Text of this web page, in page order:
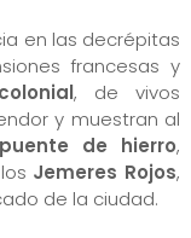
en las decrépitas
francesas y
, de vivos
y muestran al
puente de hierro,
Jemeres Rojos,
de la ciudad.